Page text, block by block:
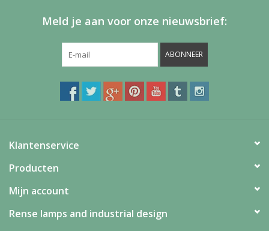
Meld je aan voor onze nieuwsbrief:
ABONNEER
Klantenservice
Producten
Mijn account
Rense lamps and industrial design